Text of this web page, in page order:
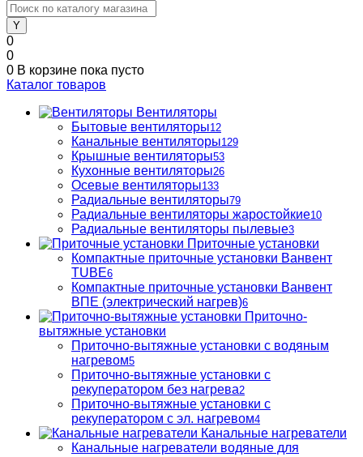
0
0
0 В корзине пока пусто
Каталог товаров
Вентиляторы
Бытовые вентиляторы12
Канальные вентиляторы129
Крышные вентиляторы53
Кухонные вентиляторы26
Осевые вентиляторы133
Радиальные вентиляторы79
Радиальные вентиляторы жаростойкие10
Радиальные вентиляторы пылевые3
Приточные установки
Компактные приточные установки Ванвент
TUBE6
Компактные приточные установки Ванвент
ВПЕ (электрический нагрев)6
Приточно-
вытяжные установки
Приточно-вытяжные установки с водяным
нагревом5
Приточно-вытяжные установки с
рекуператором без нагрева2
Приточно-вытяжные установки с
рекуператором с эл. нагревом4
Канальные нагреватели
Канальные нагреватели водяные для